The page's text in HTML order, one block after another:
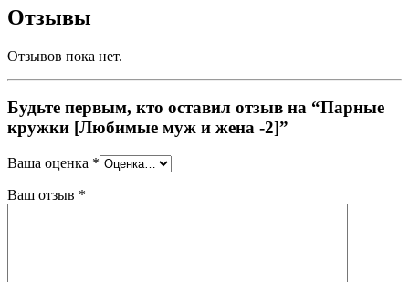
Отзывы
Отзывов пока нет.
Будьте первым, кто оставил отзыв на “Парные
кружки [Любимые муж и жена -2]”
Ваша оценка *
Ваш отзыв *